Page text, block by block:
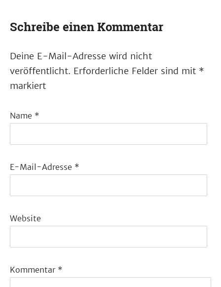
Schreibe einen Kommentar
Deine E-Mail-Adresse wird nicht
veröffentlicht. Erforderliche Felder sind mit *
markiert
Name *
E-Mail-Adresse *
Website
Kommentar *